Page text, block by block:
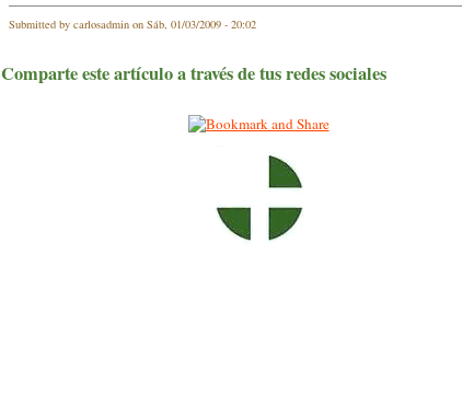
Submitted by carlosadmin on Sáb, 01/03/2009 - 20:02
Comparte este artículo a través de tus redes sociales